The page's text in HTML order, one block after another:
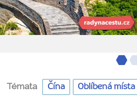
Témata Čína Oblíbená místa